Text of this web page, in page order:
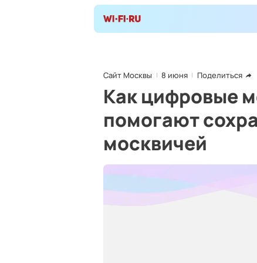
Сайт Москвы 8 июня Поделиться
Как цифровые
помогают
москвичей